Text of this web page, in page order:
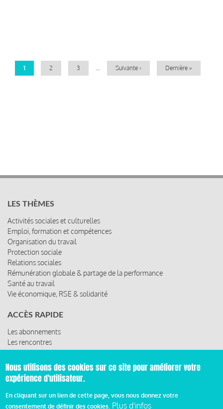
Page
1 Page
2 Page
3
Page
Suivante ›
Dernière
Dernière »
LES THÈMES
Activités sociales et culturelles
Emploi, formation et compétences
Organisation du travail
Protection sociale
Relations sociales
Rémunération globale & partage de la performance
Santé au travail
Vie économique, RSE & solidarité
ACCÈS RAPIDE
Les abonnements
Les rencontres
Les ressources
© 2019 Miroir Social - Réalisé parCafffeine
Nous utilisons des cookies sur ce site pour améliorer votre
expérience d'utilisateur.
En cliquant sur un lien de cette page, vous nous donnez votre
consentement de définir des cookies. Plus d'infos